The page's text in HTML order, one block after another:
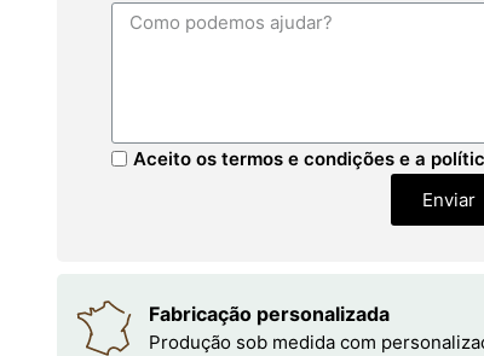
Aceito os termos e condições e a
Enviar
Fabricação personalizada
Produção sob medida com